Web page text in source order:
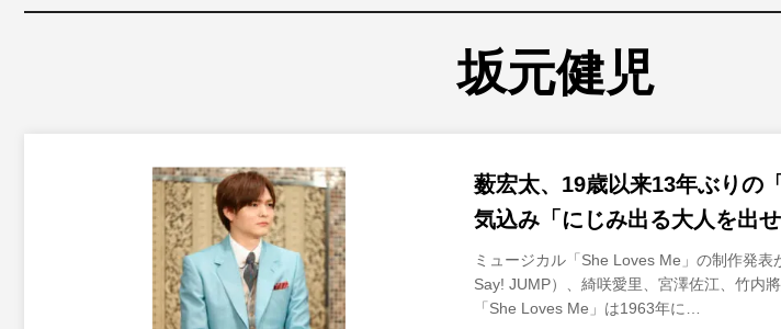
坂元健児
薮宏太、19歳以来13年ぶりの
気込み「にじみ出る大人を出せ
ミュージカル「She Loves Me」の制作発
Say! JUMP）、綺咲愛里、宮澤佐江、竹内
「She Loves Me」は1963年に…